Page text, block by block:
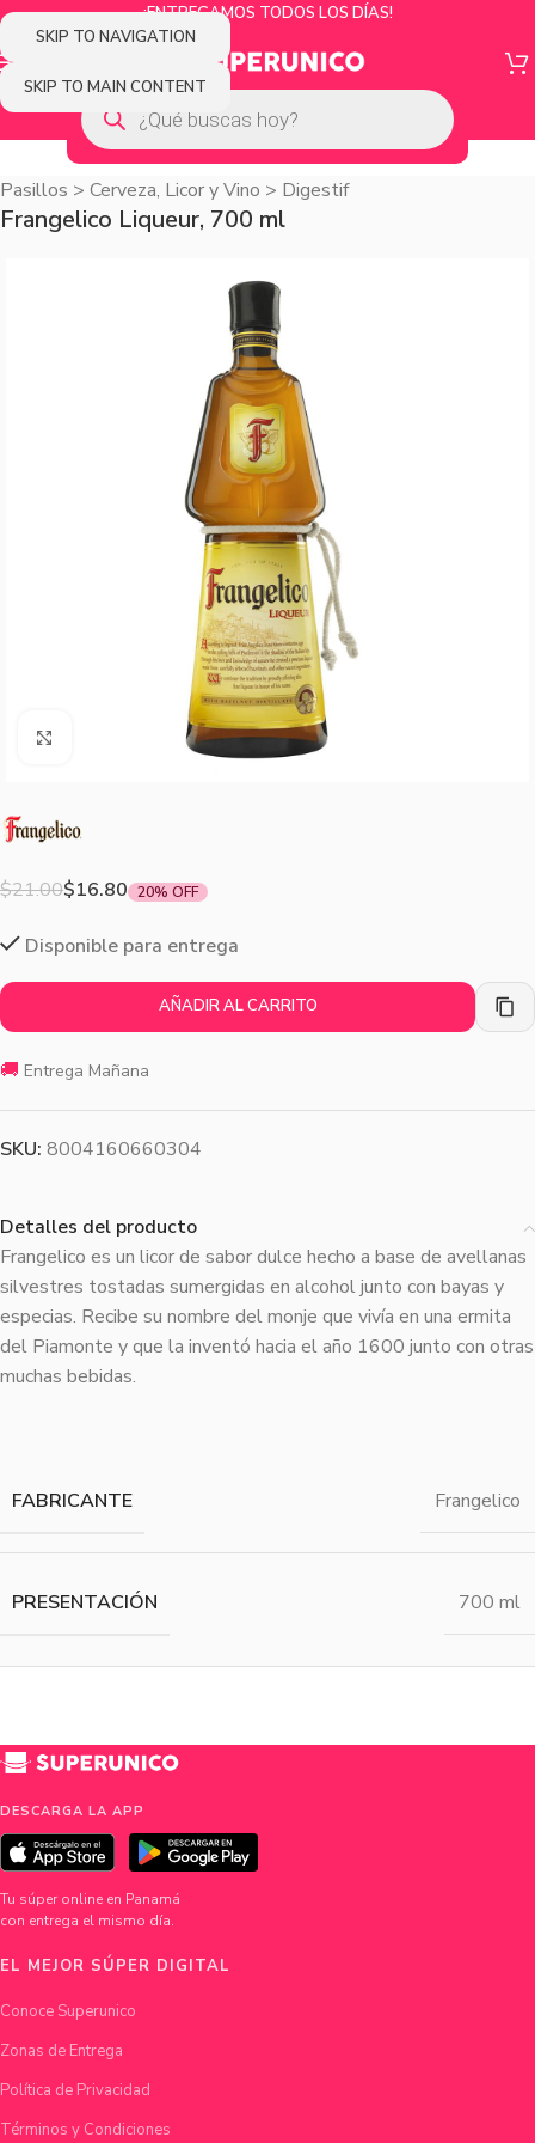
SKIP TO NAVIGATION
SKIP TO MAIN CONTENT
¡ENTREGAMOS TODOS LOS DÍAS!
Pasillos > Cerveza, Licor y Vino > Digestif
Frangelico Liqueur, 700 ml
Agrandar imagen
$21.00$16.80 20% OFF
Disponible para entrega
AÑADIR AL CARRITO
🚚 Entrega Mañana
SKU: 8004160660304
Detalles del producto
Frangelico es un licor de sabor dulce hecho a base de avellanas
silvestres tostadas sumergidas en alcohol junto con bayas y
especias. Recibe su nombre del monje que vivía en una ermita
del Piamonte y que la inventó hacia el año 1600 junto con otras
muchas bebidas.
FABRICANTE Frangelico
PRESENTACIÓN 700 ml
DESCARGA LA APP
Tu súper online en Panamá
con entrega el mismo día.
EL MEJOR SÚPER DIGITAL
Conoce Superunico
Zonas de Entrega
Política de Privacidad
Términos y Condiciones